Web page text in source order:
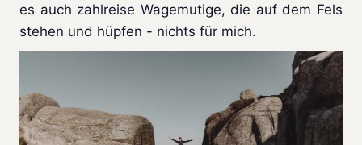
es auch zahlreise Wagemutige, die auf dem Fels
stehen und hüpfen - nichts für mich.